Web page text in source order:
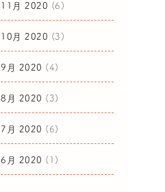
11月 2020 (6)
10月 2020 (3)
9月 2020 (4)
8月 2020 (3)
7月 2020 (6)
6月 2020 (1)